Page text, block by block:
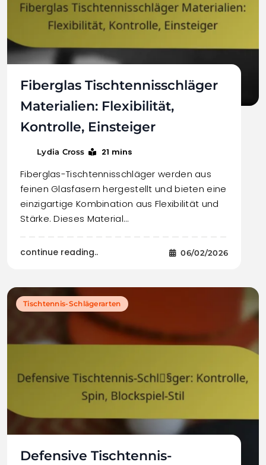
Fiberglas Tischtennisschläger
Materialien: Flexibilität,
Kontrolle, Einsteiger
Lydia Cross 21 mins
Fiberglas-Tischtennisschläger werden aus
feinen Glasfasern hergestellt und bieten eine
einzigartige Kombination aus Flexibilität und
Stärke. Dieses Material…
continue reading.. 06/02/2026
Tischtennis-Schlägerarten
Defensive Tischtennis-